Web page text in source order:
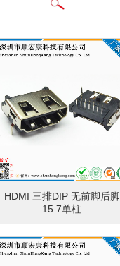
HDMI 三排DIP 无前脚后脚
15.7单柱